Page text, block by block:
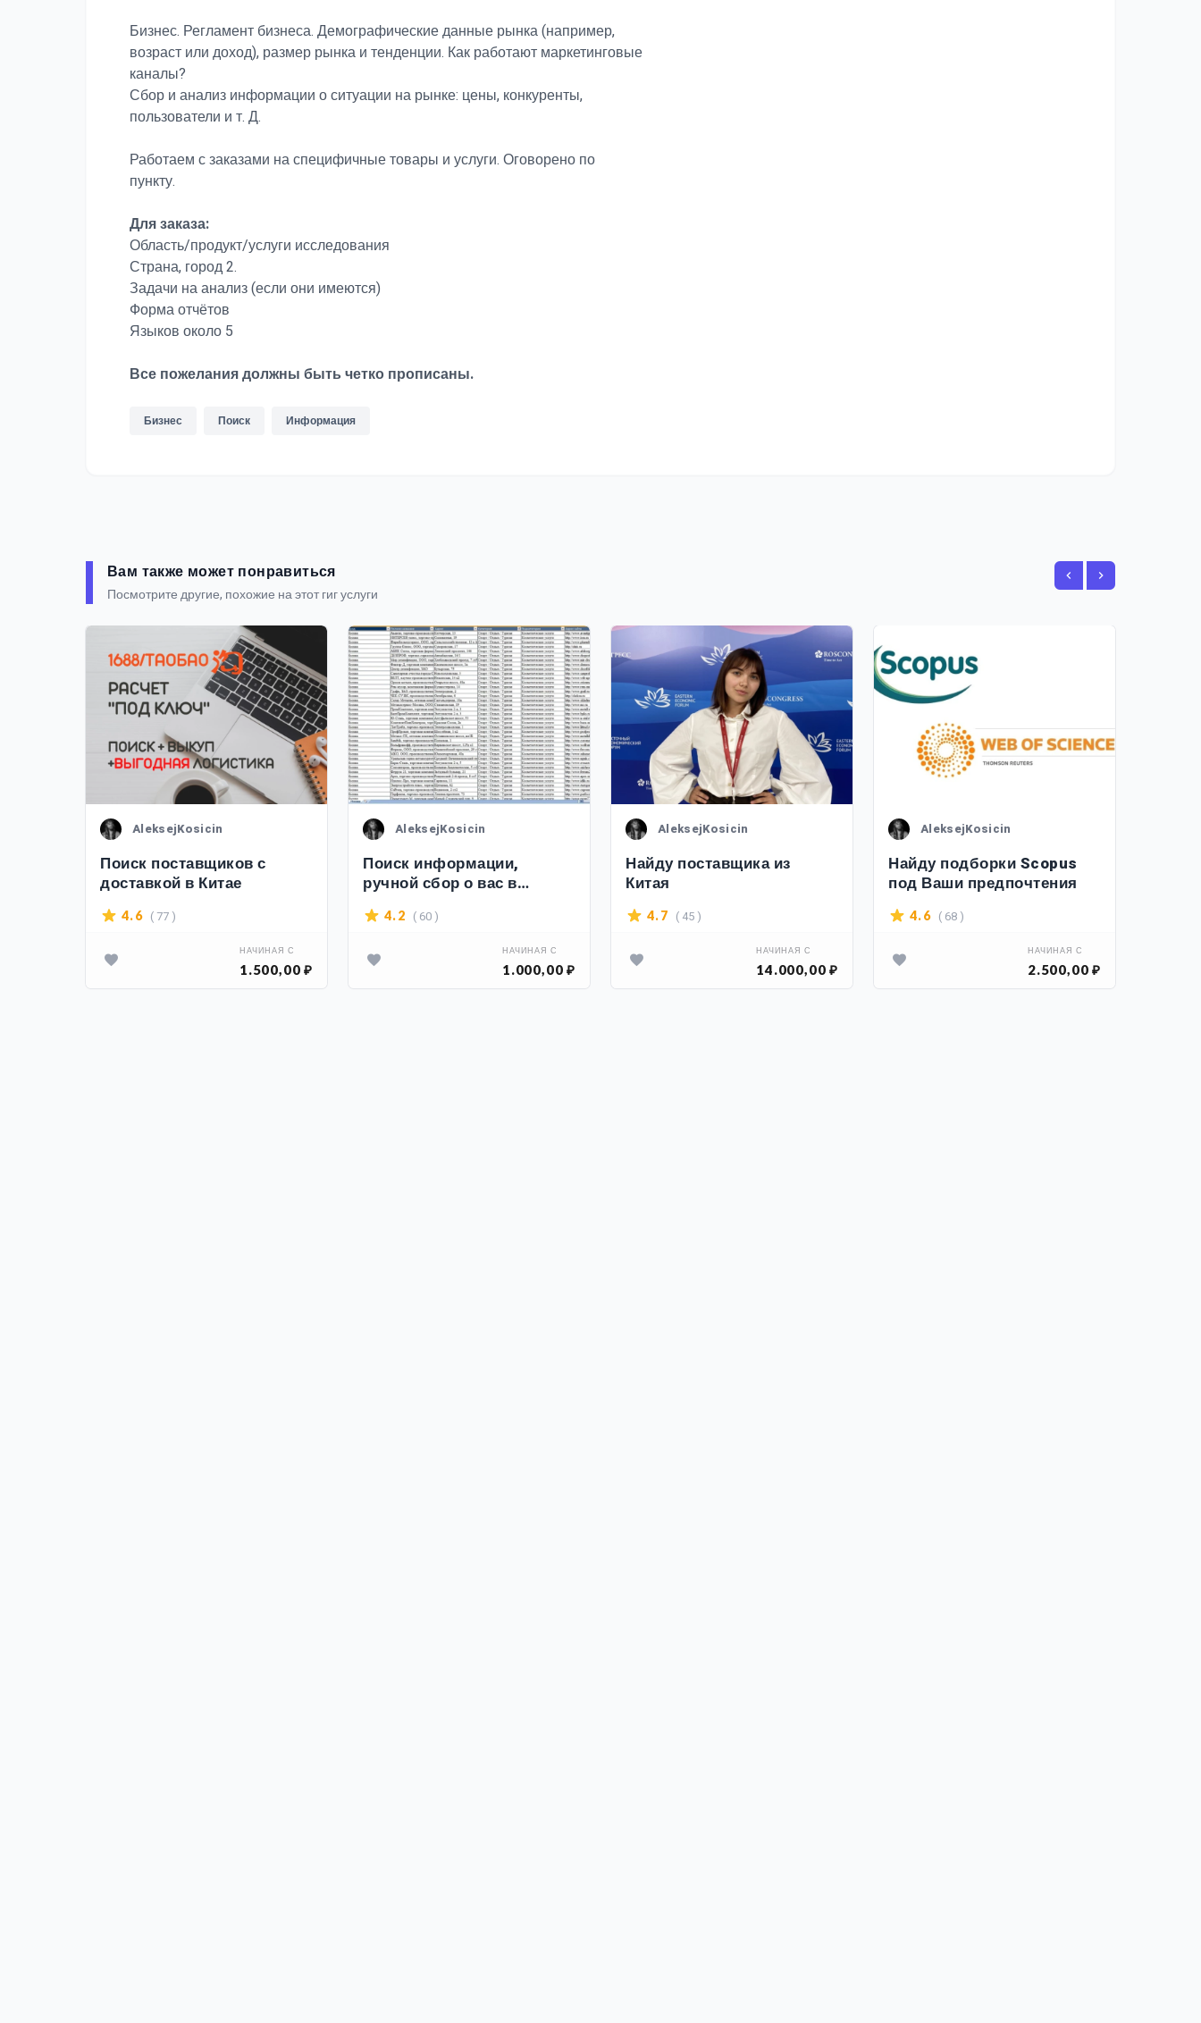
Бизнес. Регламент бизнеса. Демографические данные рынка (например,
возраст или доход), размер рынка и тенденции. Как работают маркетинговые
каналы?
Сбор и анализ информации о ситуации на рынке: цены, конкуренты,
пользователи и т. Д.
Работаем с заказами на специфичные товары и услуги. Оговорено по
пункту.
Для заказа:
Область/продукт/услуги исследования
Страна, город 2.
Задачи на анализ (если они имеются)
Форма отчётов
Языков около 5
Все пожелания должны быть четко прописаны.
Бизнес Поиск Информация
Вам также может понравиться
Посмотрите другие, похожие на этот гиг услуги
AleksejKosicin
Поиск поставщиков с
доставкой в Китае
4.6 ( 77 )
НАЧИНАЯ С
1.500,00 ₽
AleksejKosicin
Поиск информации,
ручной сбор о вас в
интернете
4.2 ( 60 )
НАЧИНАЯ С
1.000,00 ₽
AleksejKosicin
Найду поставщика из
Китая
4.7 ( 45 )
НАЧИНАЯ С
14.000,00 ₽
AleksejKosicin
Найду подборки Scopus
под Ваши предпочтения
4.6 ( 68 )
НАЧИНАЯ С
2.500,00 ₽